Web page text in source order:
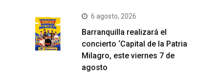
6 agosto, 2026
Barranquilla realizará el
concierto ‘Capital de la Patria
Milagro, este viernes 7 de
agosto